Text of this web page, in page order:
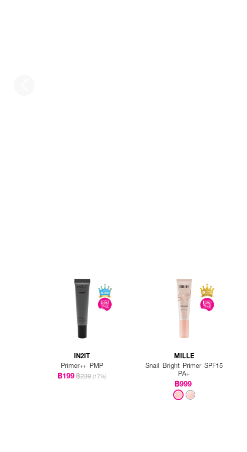
IN2IT
Primer++ PMP
฿199฿239 (17%)
MILLE
Snail Bright Primer SPF15
PA+
฿999